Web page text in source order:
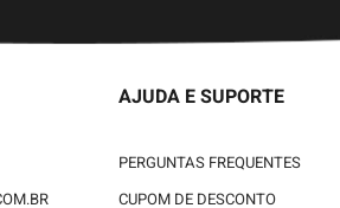
AJUDA E SUPORTE
PERGUNTAS FREQUENTES
CUPOM DE DESCONTO